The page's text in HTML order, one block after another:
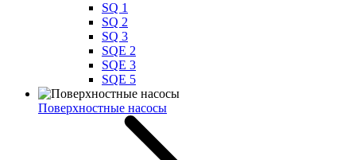
SQ 1
SQ 2
SQ 3
SQE 2
SQE 3
SQE 5
Поверхностные насосы